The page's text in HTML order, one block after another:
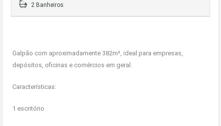
2 Banheiros
Galpão com aproximadamente 382m², ideal para empresas,
depósitos, oficinas e comércios em geral.
Características:
1 escritório